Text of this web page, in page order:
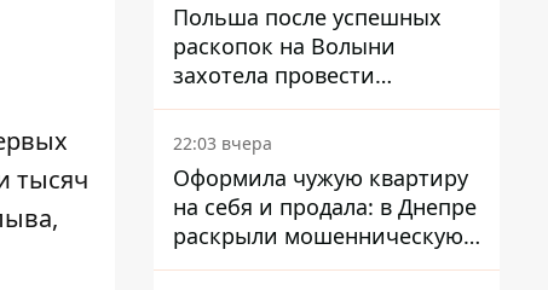
тысяч
Польша после успешных
раскопок на Волыни
захотела провести
эксгумацию в новых местах
22:03 вчера
Оформила чужую квартиру
на себя и продала: в Днепре
раскрыли мошенническую
схему с недвижимостью